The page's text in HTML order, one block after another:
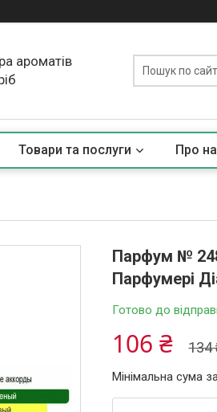
ароматів
Товари та послуги Про
Парфум № 248
Парфумері
Готово до
134
106 ₴
Мінімальна сума